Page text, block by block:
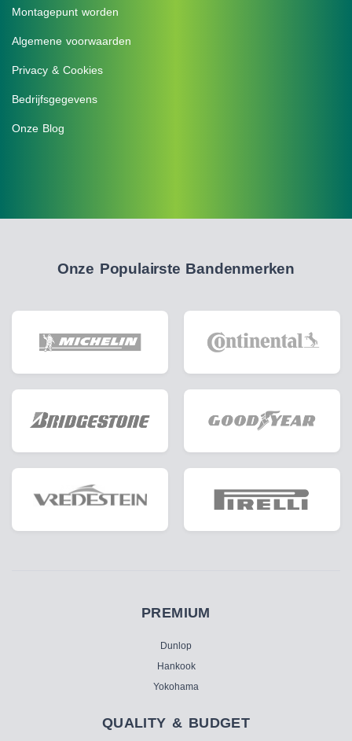
Montagepunt worden
Algemene voorwaarden
Privacy & Cookies
Bedrijfsgegevens
Onze Blog
Onze Populairste Bandenmerken
PREMIUM
Dunlop
Hankook
Yokohama
QUALITY & BUDGET